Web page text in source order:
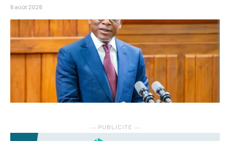
6 août 2026
― PUBLICITE ―